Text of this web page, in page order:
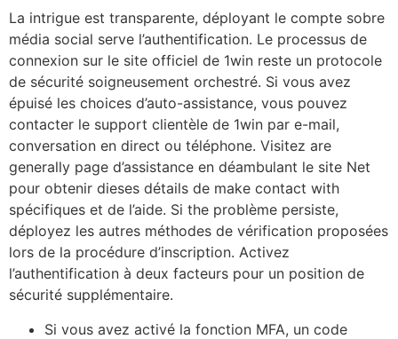
La intrigue est transparente, déployant le compte sobre
média social serve l’authentification. Le processus de
connexion sur le site officiel de 1win reste un protocole
de sécurité soigneusement orchestré. Si vous avez
épuisé les choices d’auto-assistance, vous pouvez
contacter le support clientèle de 1win par e-mail,
conversation en direct ou téléphone. Visitez are
generally page d’assistance en déambulant le site Net
pour obtenir dieses détails de make contact with
spécifiques et de l’aide. Si the problème persiste,
déployez les autres méthodes de vérification proposées
lors de la procédure d’inscription. Activez
l’authentification à deux facteurs pour un position de
sécurité supplémentaire.
Si vous avez activé la fonction MFA, un code